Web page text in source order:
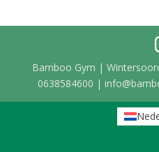
Bamboo Gym |
0638584600 |